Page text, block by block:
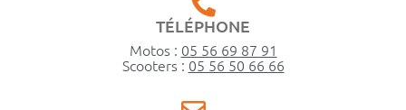
TÉLÉPHONE
Motos : 05 56 69 87 91
Scooters : 05 56 50 66 66